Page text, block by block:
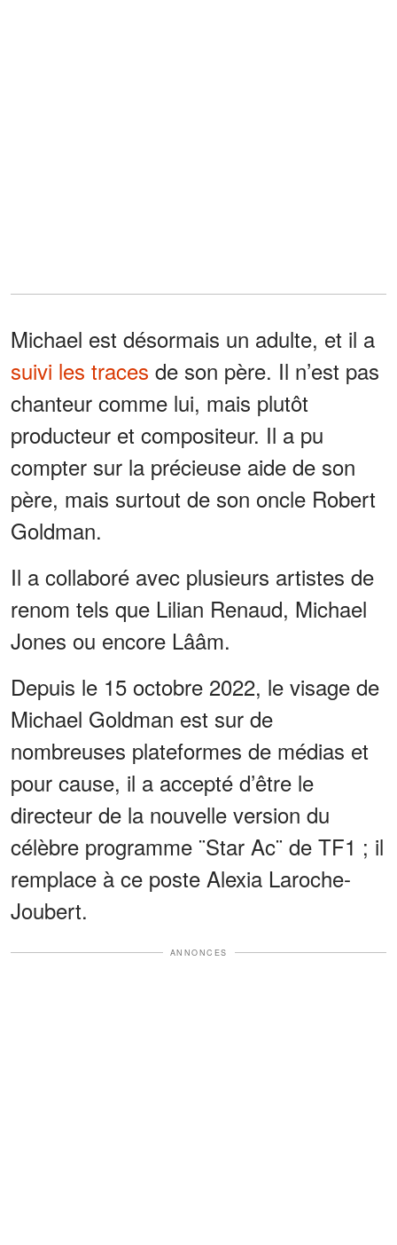
Michael est désormais un adulte, et il a
suivi les traces de son père. Il n’est pas
chanteur comme lui, mais plutôt
producteur et compositeur. Il a pu
compter sur la précieuse aide de son
père, mais surtout de son oncle Robert
Goldman.
Il a collaboré avec plusieurs artistes de
renom tels que Lilian Renaud, Michael
Jones ou encore Lââm.
Depuis le 15 octobre 2022, le visage de
Michael Goldman est sur de
nombreuses plateformes de médias et
pour cause, il a accepté d’être le
directeur de la nouvelle version du
célèbre programme ¨Star Ac¨ de TF1 ; il
remplace à ce poste Alexia Laroche-
Joubert.
ANNONCES